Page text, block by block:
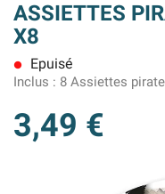
ASSIETTES
X8
lens Epuisé
Inclus : 8 Assiettes
3,49 €